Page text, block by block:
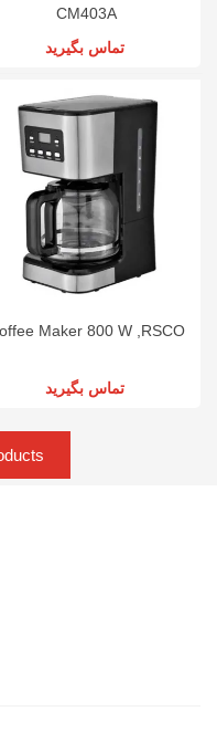
CM403A
تماس بگیرید
Maker 800 W ,RSCO
تماس بگیرید